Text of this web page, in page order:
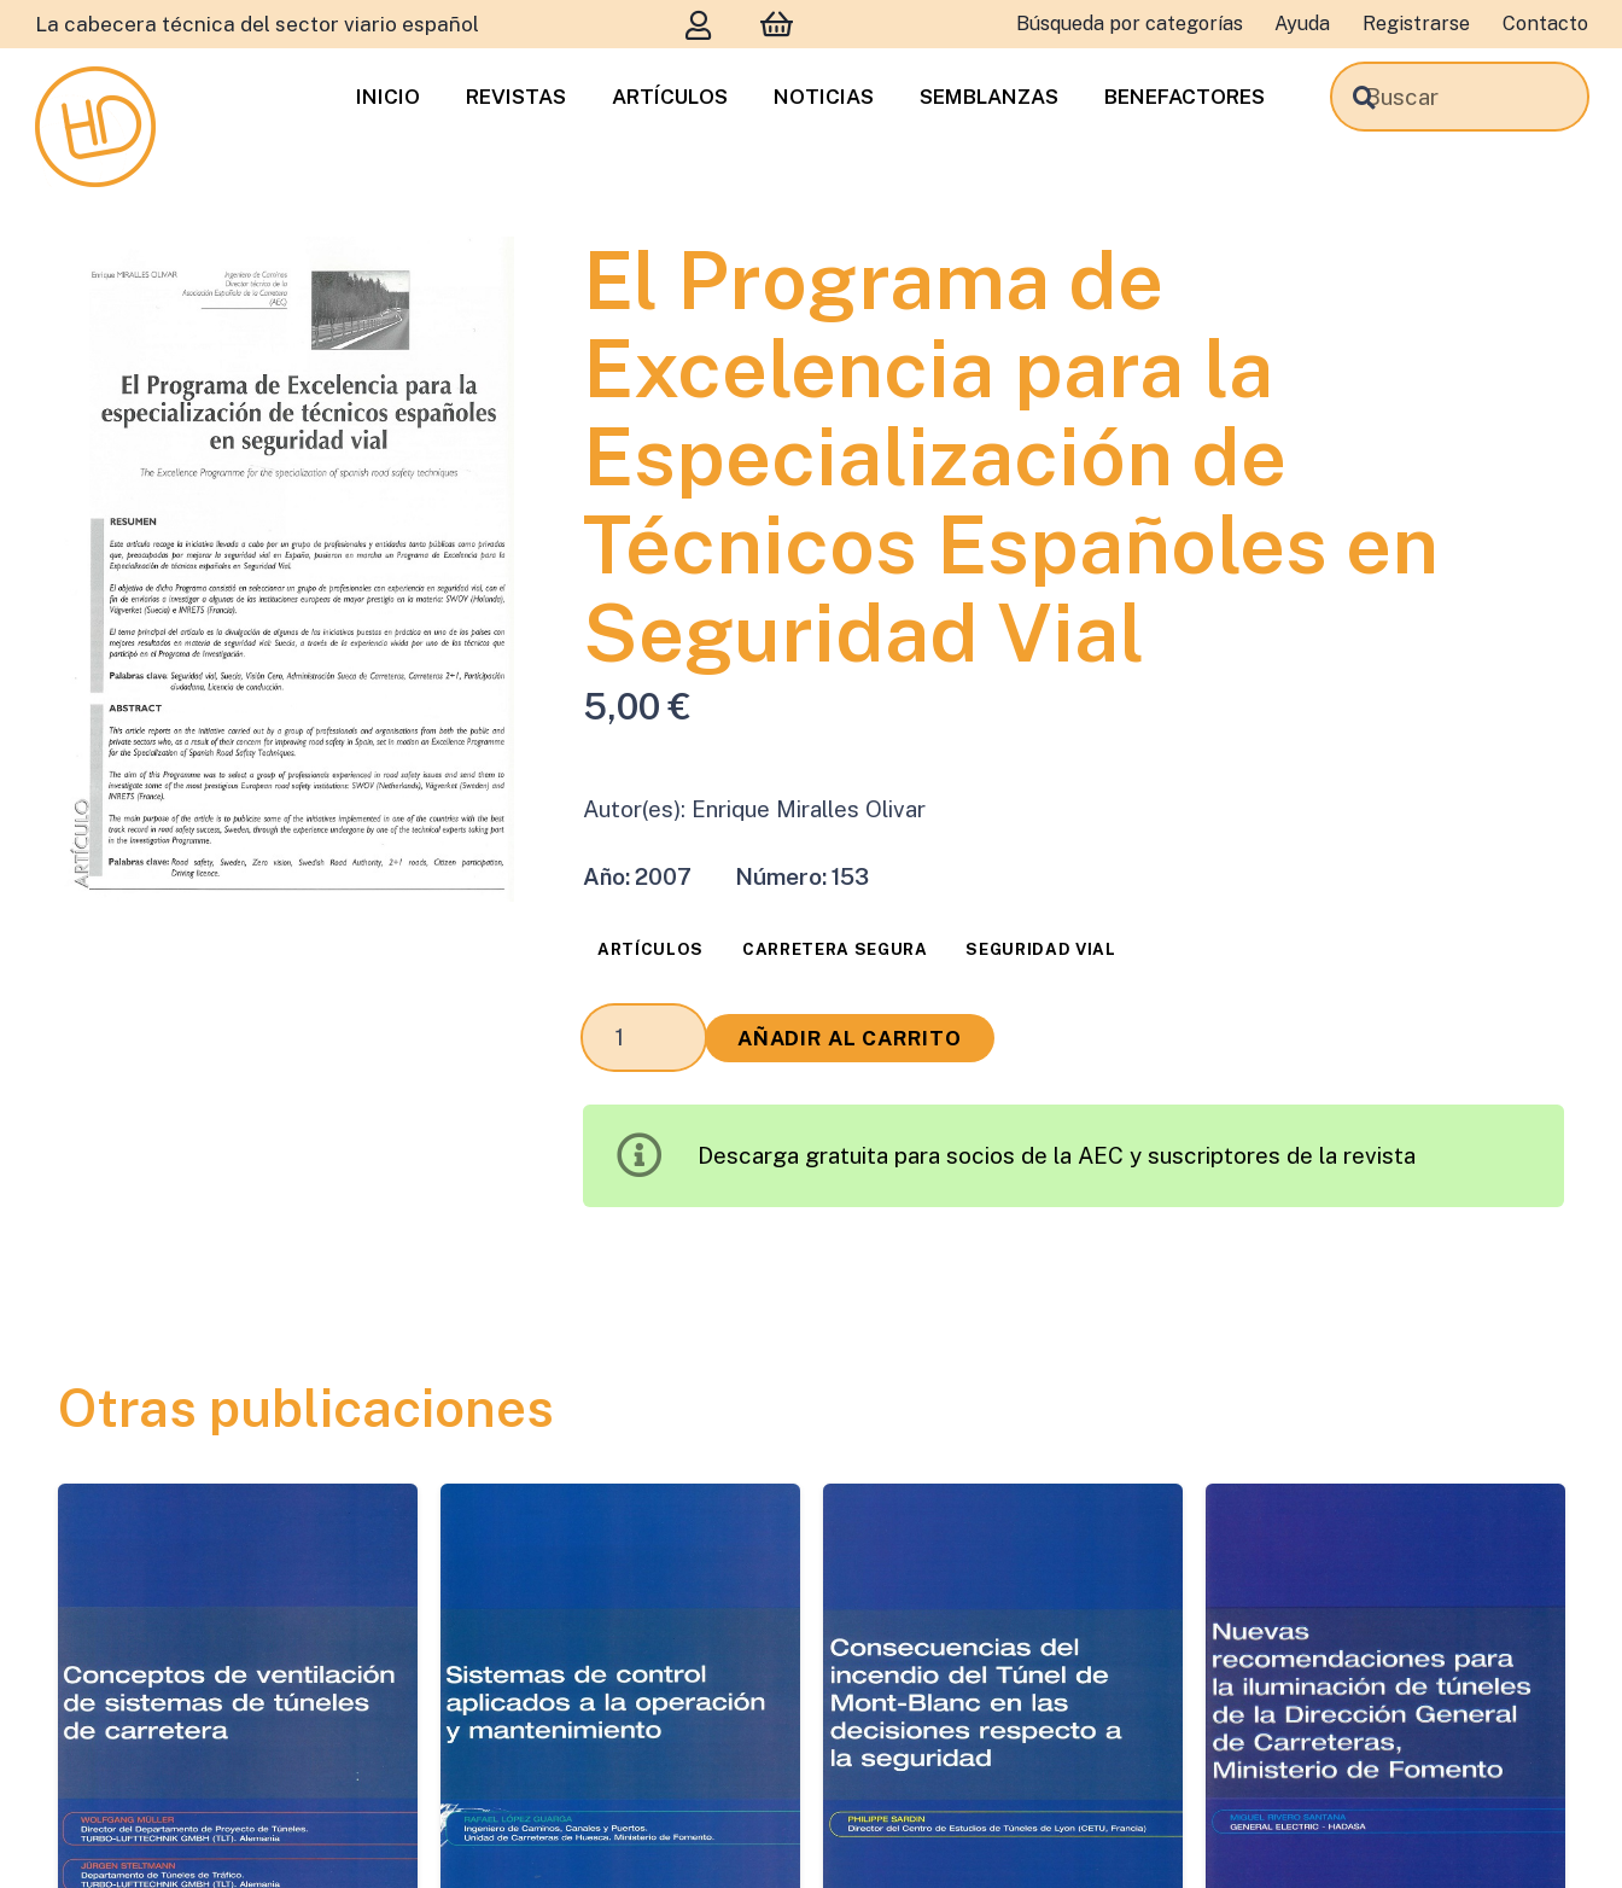
La cabecera técnica del sector viario español Búsqueda por categorías Ayuda Registrarse Contacto
INICIO REVISTAS ARTÍCULOS NOTICIAS SEMBLANZAS BENEFACTORES
El Programa de
Excelencia para la
Especialización de
Técnicos Españoles en
Seguridad Vial
5,00€
Autor(es): Enrique Miralles Olivar
Año:2007 Número:153
ARTÍCULOS CARRETERA SEGURA SEGURIDAD VIAL
El
Programa
para
AÑADIR AL CARRITO
Descarga gratuita para socios de la AEC y suscriptores de la revista
Otras publicaciones